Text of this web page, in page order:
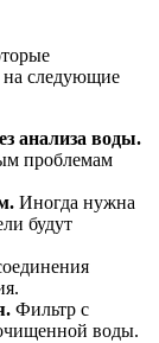
на следующие
анализа воды.
проблемам
Иногда нужна
будут
Фильтр с
воды.